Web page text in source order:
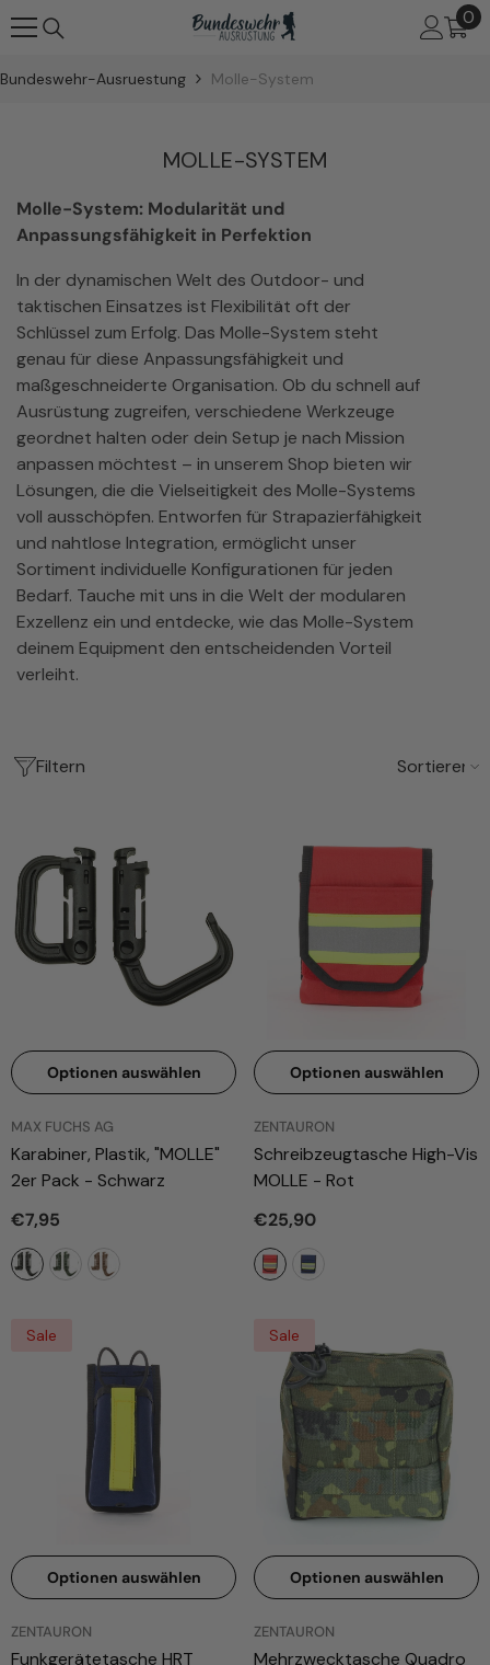
ZUM INHALT SPRINGEN 00
Bundeswehr-Ausruestung Molle-System
MOLLE-SYSTEM
Molle-System: Modularität und
Anpassungsfähigkeit in Perfektion
In der dynamischen Welt des Outdoor- und
taktischen Einsatzes ist Flexibilität oft der
Schlüssel zum Erfolg. Das Molle-System steht
genau für diese Anpassungsfähigkeit und
maßgeschneiderte Organisation. Ob du schnell auf
Ausrüstung zugreifen, verschiedene Werkzeuge
geordnet halten oder dein Setup je nach Mission
anpassen möchtest – in unserem Shop bieten wir
Lösungen, die die Vielseitigkeit des Molle-Systems
voll ausschöpfen. Entworfen für Strapazierfähigkeit
und nahtlose Integration, ermöglicht unser
Sortiment individuelle Konfigurationen für jeden
Bedarf. Tauche mit uns in die Welt der modularen
Exzellenz ein und entdecke, wie das Molle-System
deinem Equipment den entscheidenden Vorteil
verleiht.
Filtern Sortieren
Optionen auswählen
ANBIETER:
MAX FUCHS AG
Karabiner, Plastik, "MOLLE"
2er Pack - Schwarz
€7,95
Optionen auswählen
ANBIETER:
ZENTAURON
Schreibzeugtasche High-Vis
MOLLE - Rot
€25,90
Sale
Optionen auswählen
ANBIETER:
ZENTAURON
Funkgerätetasche HRT
Sale
Optionen auswählen
ANBIETER:
ZENTAURON
Mehrzwecktasche Quadro